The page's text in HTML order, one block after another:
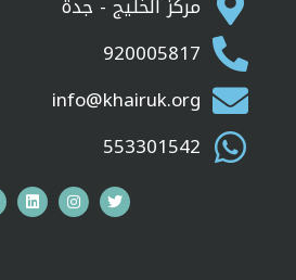
920005817
info@khairuk.org
553301542